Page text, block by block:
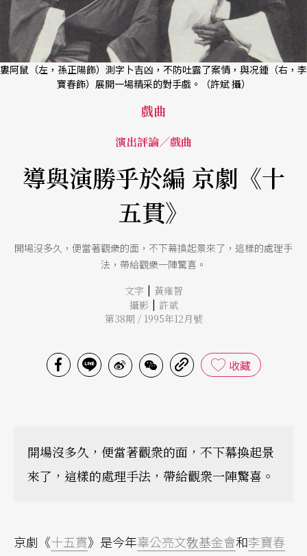
婁阿鼠（左，孫正陽飾）測字卜吉凶，不防吐露了案情，與况鍾（右，李
寶春飾）展開一場精采的對手戲。（許斌 攝）
戲曲
演出評論／戲曲
導與演勝乎於編 京劇《十
五貫》
開場沒多久，便當著觀衆的面，不下幕換起景來了，這樣的處理手
法，帶給觀衆一陣驚喜。
文字 | 黃雍智
攝影 | 許斌
第38期 / 1995年12月號
收藏
開場沒多久，便當著觀衆的面，不下幕換起景
來了，這樣的處理手法，帶給觀衆一陣驚喜。
京劇《十五貫》是今年辜公亮文敎基金會和李寶春